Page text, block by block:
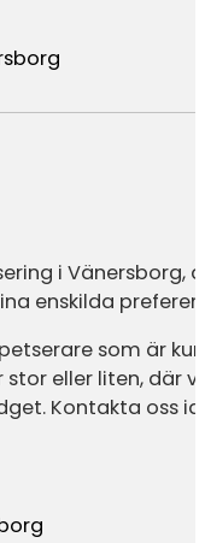
i
enskilda
som är
stor eller liten, där
Kontakta oss